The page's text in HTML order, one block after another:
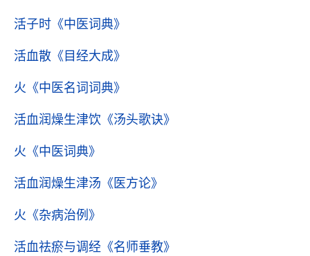
活子时 《中医词典》
活血散 《目经大成》
火 《中医名词词典》
活血润燥生津饮 《汤头歌诀》
火 《中医词典》
活血润燥生津汤 《医方论》
火 《杂病治例》
活血祛瘀与调经 《名师垂教》